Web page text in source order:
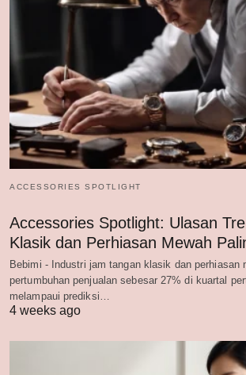
ACCESSORIES SPOTLIGHT
Accessories Spotlight: Ulasan
Klasik dan Perhiasan Mewah
Bebimi - Industri jam tangan klasik dan perhiasan
pertumbuhan penjualan sebesar 27% di kuartal
melampaui prediksi…
4 weeks ago